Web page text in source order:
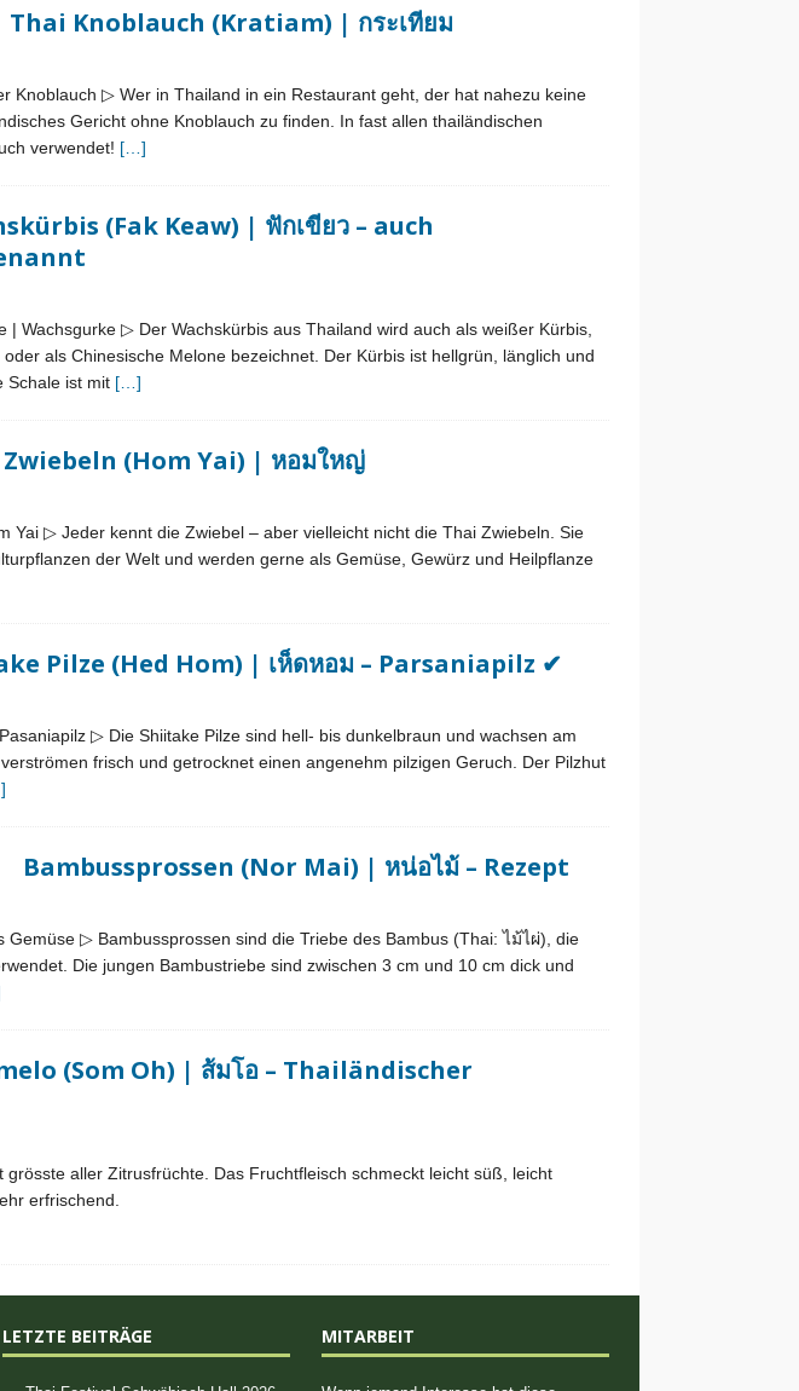
Thai Knoblauch (Kratiam) | กระเทียม
Knoblauch ▷ Wer in Thailand in ein Restaurant geht, der hat nahezu keine
Gericht ohne Knoblauch zu finden. In fast allen thailändischen
verwendet! […]
(Fak Keaw) | ฟักเขียว – auch
| Wachsgurke ▷ Der Wachskürbis aus Thailand wird auch als weißer Kürbis,
als Chinesische Melone bezeichnet. Der Kürbis ist hellgrün, länglich und
Schale ist mit […]
(Hom Yai) | หอมใหญ่
Yai ▷ Jeder kennt die Zwiebel – aber vielleicht nicht die Thai Zwiebeln. Sie
der Welt und werden gerne als Gemüse, Gewürz und Heilpflanze
Pilze (Hed Hom) | เห็ดหอม – Parsaniapilz ✔
▷ Die Shiitake Pilze sind hell- bis dunkelbraun und wachsen am
frisch und getrocknet einen angenehm pilzigen Geruch. Der Pilzhut
Bambussprossen (Nor Mai) | หน่อไม้ – Rezept
Gemüse ▷ Bambussprossen sind die Triebe des Bambus (Thai: ไม้ไผ่), die
Die jungen Bambustriebe sind zwischen 3 cm und 10 cm dick und
(Som Oh) | ส้มโอ – Thailändischer
grösste aller Zitrusfrüchte. Das Fruchtfleisch schmeckt leicht süß, leicht
erfrischend.
LETZTE BEITRÄGE MITARBEIT